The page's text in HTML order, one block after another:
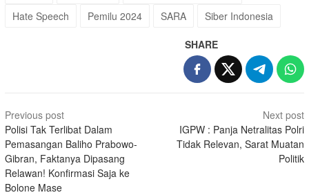
Hate Speech
Pemilu 2024 SARA Siber Indonesia
SHARE
Post
navigation
Previous post
Polisi Tak Terlibat Dalam
Pemasangan Baliho Prabowo-
Gibran, Faktanya Dipasang
Relawan! Konfirmasi Saja ke
Bolone Mase
Next post
IGPW : Panja Netralitas Polri
Tidak Relevan, Sarat Muatan
Politik